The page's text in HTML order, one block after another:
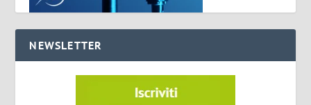
NEWSLETTER